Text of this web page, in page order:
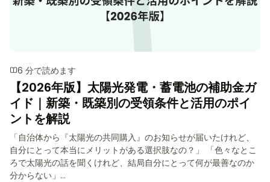
6 分で読めます
【2026年版】太陽光発電・蓄電池の補助金ガ
イド｜新築・既築別の受領条件と活用のポイ
ントを解説
「自治体から『太陽光の共同購入』のお知らせが届いたけれど、
自分にとって本当にメリットがある選択肢なの？」 「色々なとこ
ろで太陽光の話を聞くけれど、結局自分にとって何が最善なのか
分からない」...